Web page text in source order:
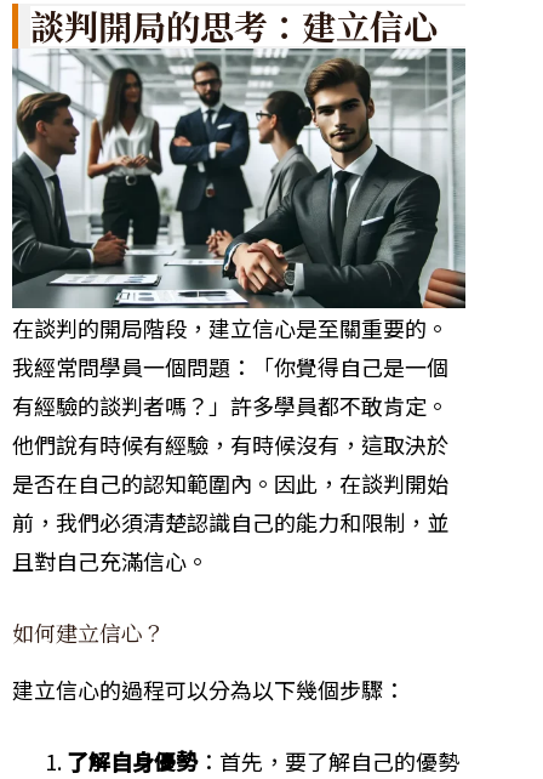
談判開局的思考：建立信心
在談判的開局階段，建立信心是至關重要的。
我經常問學員一個問題：「你覺得自己是一個
有經驗的談判者嗎？」許多學員都不敢肯定。
他們說有時候有經驗，有時候沒有，這取決於
是否在自己的認知範圍內。因此，在談判開始
前，我們必須清楚認識自己的能力和限制，並
且對自己充滿信心。
如何建立信心？
建立信心的過程可以分為以下幾個步驟：
了解自身優勢：首先，要了解自己的優勢